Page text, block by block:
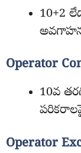
10+2
Operator
10వ
Operator